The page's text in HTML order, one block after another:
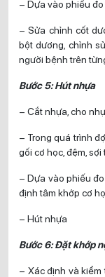
– Dựa vào phiếu
– Sửa chỉnh cốt
bột dương, chỉnh
người bệnh trên
Bước 5: Hút nhựa
– Cắt nhựa, cho
– Trong quá trình
gối cơ học, đệm,
– Dựa vào phiếu
định tâm khớp cơ
– Hút nhựa
Bước 6: Đặt khớp
– Xác định và kiểm